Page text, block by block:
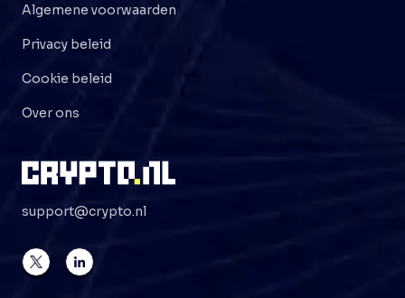
Algemene voorwaarden
Privacy beleid
Cookie beleid
Over ons
support@crypto.nl